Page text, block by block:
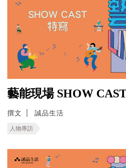
藝能現場 SHOW
撰文 誠品生活
人物專訪